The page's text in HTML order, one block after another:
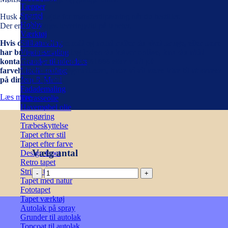
Tæpper
Spartel
Hobby
Værktøj
Silikatmaling
Vinduesmaling
Grunder til udendørs
Linolie maling
Jern & Metal
Fadademaling
Terrasseolie
Havemøbel olie
Rengøring
Træbeskyttelse
Tapet efter stil
Tapet efter farve
Design tapet
Retro tapet
Stribet tapet
Tapet med natur
Fototapet
Tapet værktøj
Autolak på spray
Grunder til autolak
Topcoat til autolak
Husk at tage højde for mønstertilpasning når du bestiller.
Der er 4-14 dages leveringstid på tapeter.
Hvis du er i tvivl om mål og antal ruller du skal bruge, eller bare
har brug for vejledning inden du køber online, kan du altid
kontakte os på telefon 46361666 eller mail på
farvehusetroskilde@gmail.com, hvor vi vil være klar til at svarer
på dine spørgsmål.
Læs mere
Vælg antal
Delano
Blue
-
Cole
&
Son